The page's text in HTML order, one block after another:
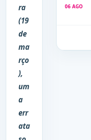
ra
(19
de
ma
rço
),
um
a
err
ata
06 AGO